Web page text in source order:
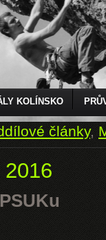
KOLÍNSKO
články,